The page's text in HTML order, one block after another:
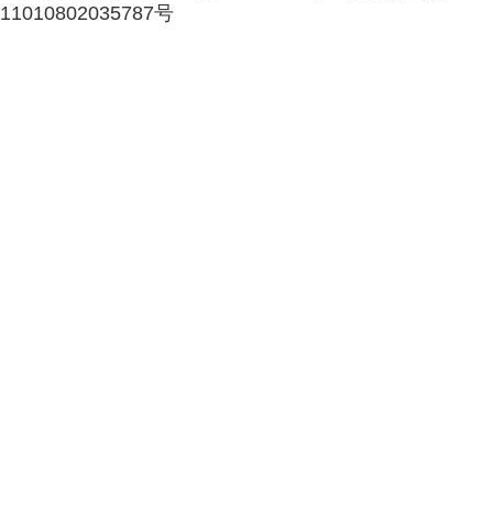
11010802035787号